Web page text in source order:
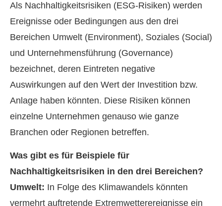
Als Nachhaltigkeitsrisiken (ESG-Risiken) werden
Ereignisse oder Bedingungen aus den drei
Bereichen Umwelt (Environment), Soziales (Social)
und Unternehmensführung (Governance)
bezeichnet, deren Eintreten negative
Auswirkungen auf den Wert der Investition bzw.
Anlage haben könnten. Diese Risiken können
einzelne Unternehmen genauso wie ganze
Branchen oder Regionen betreffen.
Was gibt es für Beispiele für
Nachhaltigkeitsrisiken in den drei Bereichen?
Umwelt: In Folge des Klimawandels könnten
vermehrt auftretende Extremwetterereignisse ein